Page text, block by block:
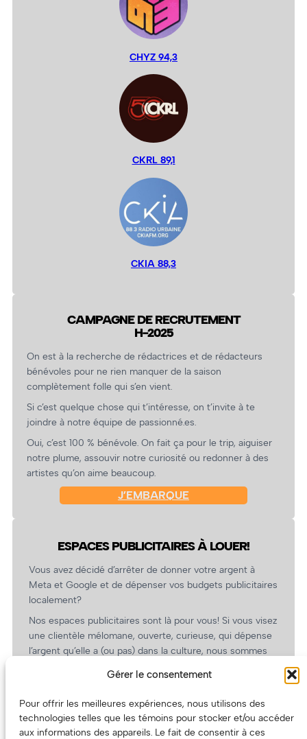
Gérer le consentement
Pour offrir les meilleures expériences, nous utilisons des
technologies telles que les témoins pour stocker et/ou accéder
aux informations des appareils. Le fait de consentir à ces
CHYZ 94,3
CKRL 89,1
CKIA 88,3
CAMPAGNE DE RECRUTEMENT
H-2025
On est à la recherche de rédactrices et de rédacteurs
bénévoles pour ne rien manquer de la saison
complètement folle qui s’en vient.
Si c’est quelque chose qui t’intéresse, on t’invite à te
joindre à notre équipe de passionné.es.
Oui, c’est 100 % bénévole. On fait ça pour le trip, aiguiser
notre plume, assouvir notre curiosité ou redonner à des
artistes qu’on aime beaucoup.
J’EMBARQUE
ESPACES PUBLICITAIRES À LOUER!
Vous avez décidé d’arrêter de donner votre argent à
Meta et Google et de dépenser vos budgets publicitaires
localement?
Nos espaces publicitaires sont là pour vous! Si vous visez
une clientèle mélomane, ouverte, curieuse, qui dépense
l’argent qu’elle a (ou pas) dans la culture, nous sommes
revient.
(Oui, on va avoir des tarifs spéciaux pour vous, les